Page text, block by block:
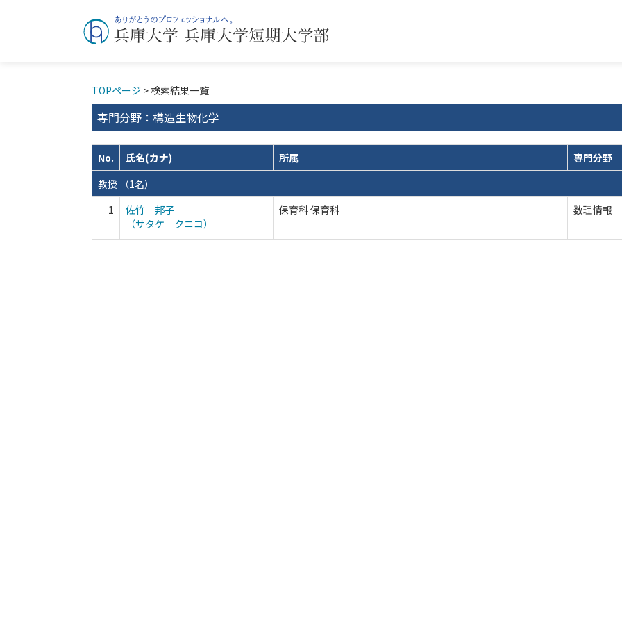
TOPページ > 検索結果一覧
専門分野：構造生物化学
No. 氏名(カナ) 所属
専門分野
教授 （1名）
1
佐竹 邦子
（サタケ クニコ）
保育科 保育科 数理情報